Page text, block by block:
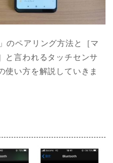
」のペアリング方法と［マ
と言われるタッチセンサ
使い方を解説していきま